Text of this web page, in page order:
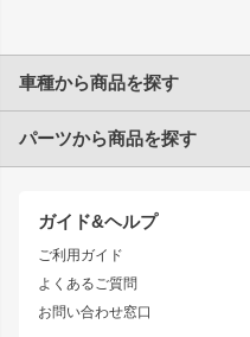
ガイド&ヘルプ
ご利用ガイド
よくあるご質問
お問い合わせ窓口
車種から商品を探す
トヨタ
JZX90 CHASER
JZX110 MARK II
JZX100 MARK II
JZX90 MARK II
パーツから商品を探す
エアロシリーズ
ドリフトライン
風神
雷神